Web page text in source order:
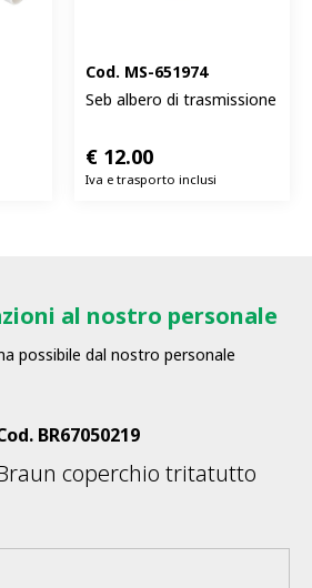
Cod. MS-651974
Seb albero di trasmissione
€ 12.00
Iva e trasporto inclusi
al nostro personale
possibile dal nostro personale
BR67050219
coperchio tritatutto